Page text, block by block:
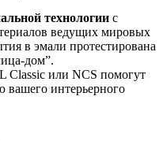
технологии с
ведущих мировых
в эмали протестирована
дом”.
Classic или NCS помогут
вашего интерьерного